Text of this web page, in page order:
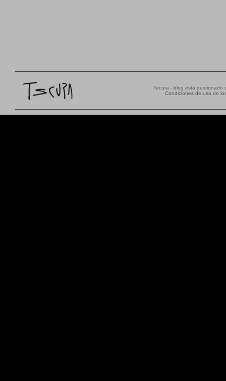
Tecura - blog está gestionado
Condiciones de uso de